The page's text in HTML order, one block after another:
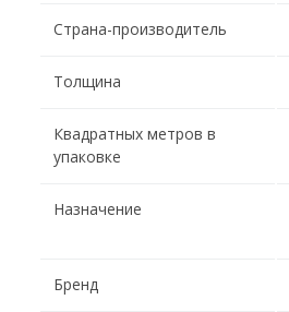
Страна-производитель
Толщина
Квадратных метров в
упаковке
Назначение
Бренд